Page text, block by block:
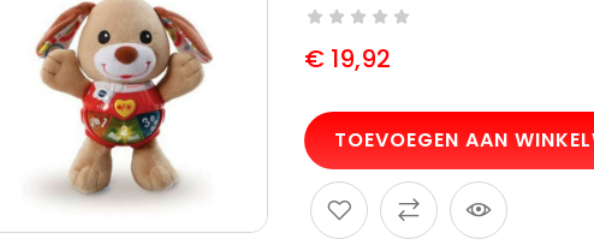
€19,92
TOEVOEGEN AAN